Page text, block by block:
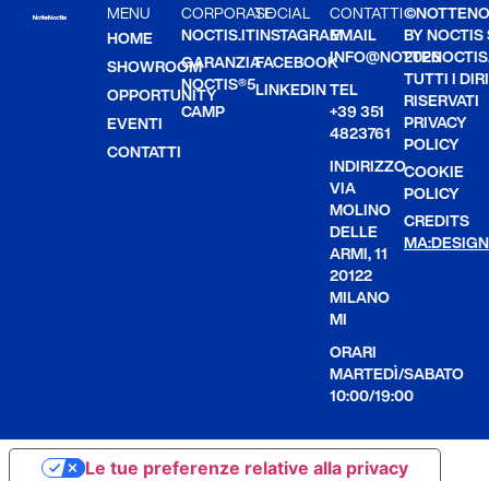
MENU
HOME
SHOWROOM
OPPORTUNITY
EVENTI
CONTATTI
CORPORATE
NOCTIS.IT
GARANZIA
NOCTIS®5
CAMP
SOCIAL
INSTAGRAM
FACEBOOK
LINKEDIN
CONTATTI
EMAIL
TEL
+39 351
4823761
INDIRIZZO
VIA
MOLINO
DELLE
ARMI, 11
20122
MILANO
MI
ORARI
MARTEDÌ/SABATO
10:00/19:00
BY NOCTIS
2026
TUTTI I
RISERVATI
PRIVACY
POLICY
COOKIE
POLICY
CREDITS
MA:DESIGN
Le tue preferenze relative alla privacy